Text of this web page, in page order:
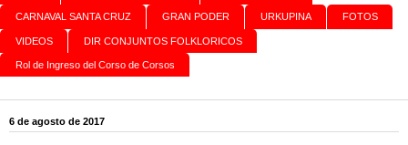
CARNAVAL SANTA CRUZ GRAN PODER URKUPINA FOTOS
VIDEOS DIR CONJUNTOS FOLKLORICOS
Rol de Ingreso del Corso de Corsos
6 de agosto de 2017